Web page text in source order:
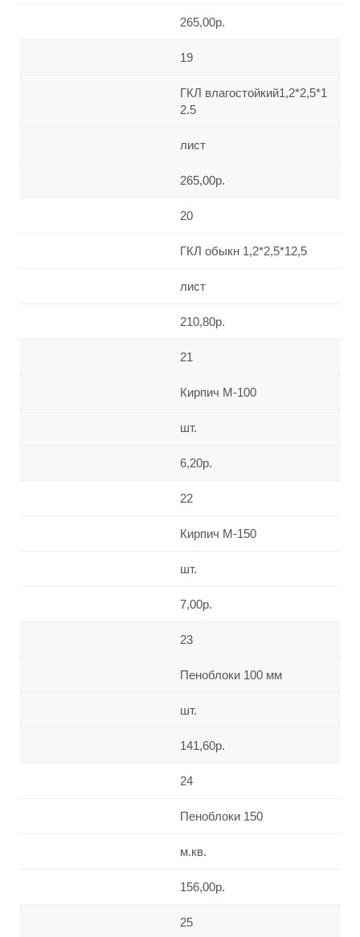
265,00р.
19
ГКЛ влагостойкий1,2*2,5*1
2.5
лист
265,00р.
20
ГКЛ обыкн 1,2*2,5*12,5
лист
210,80р.
21
Кирпич М-100
шт.
6,20р.
22
Кирпич М-150
шт.
7,00р.
23
Пеноблоки 100 мм
шт.
141,60р.
24
Пеноблоки 150
м.кв.
156,00р.
25